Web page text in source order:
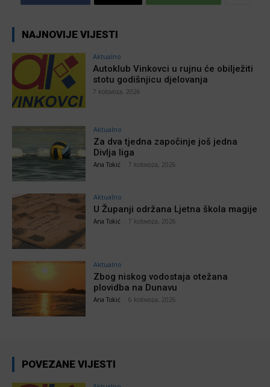
NAJNOVIJE VIJESTI
Aktualno
Autoklub Vinkovci u rujnu će obilježiti
stotu godišnjicu djelovanja
7 kolovoza, 2026
Aktualno
Za dva tjedna započinje još jedna
Divlja liga
Ana Tokić 7 kolovoza, 2026
Aktualno
U Županji održana Ljetna škola magije
Ana Tokić 7 kolovoza, 2026
Aktualno
Zbog niskog vodostaja otežana
plovidba na Dunavu
Ana Tokić 6 kolovoza, 2026
POVEZANE VIJESTI